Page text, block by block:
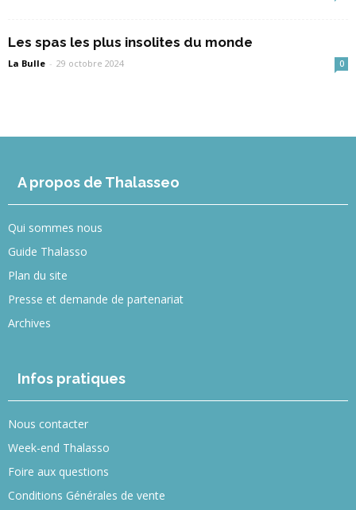
Les spas les plus insolites du monde
La Bulle - 29 octobre 2024 0
A propos de Thalasseo
Qui sommes nous
Guide Thalasso
Plan du site
Presse et demande de partenariat
Archives
Infos pratiques
Nous contacter
Week-end Thalasso
Foire aux questions
Conditions Générales de vente